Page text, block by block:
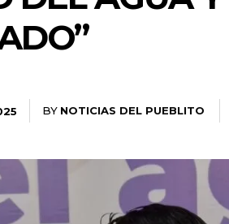
BY NOTICIAS DEL PUEBLITO